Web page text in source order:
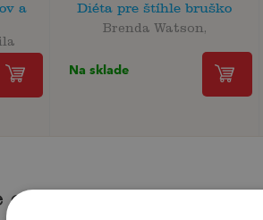
a
Diéta pre štíhle bruško
Brenda Watson,
Na sklade
o knihe